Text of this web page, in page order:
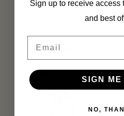
Leichtes und
Geeignet für Freizeit und
Eigenschaften
Ergänzende Produkte
Sign up to receive access
and best
SIGN ME
NO,